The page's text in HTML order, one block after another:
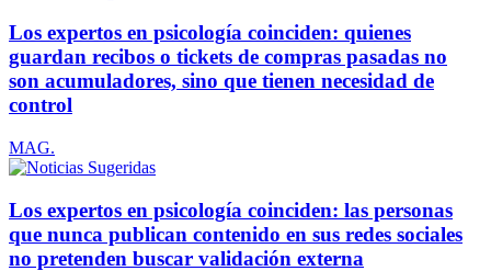
Los expertos en psicología coinciden: quienes
guardan recibos o tickets de compras pasadas no
son acumuladores, sino que tienen necesidad de
control
MAG.
Los expertos en psicología coinciden: las personas
que nunca publican contenido en sus redes sociales
no pretenden buscar validación externa